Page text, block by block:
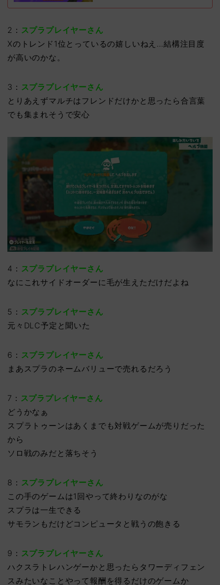
2： スプラプレイヤーさん
Xのトレンド1位とっているの嬉しいねえ…結構注目度
が高いのかな。
3： スプラプレイヤーさん
とりあえずマルチはフレンドだけかと思ったら合言葉
でも集まれそうで安心
4： スプラプレイヤーさん
なにこれサイドオーダーに毛が生えただけだよね
5： スプラプレイヤーさん
元々DLC予定と聞いた
6： スプラプレイヤーさん
まあスプラのネームバリューで売れるだろう
7： スプラプレイヤーさん
どうかなぁ
スプラトゥーンはあくまでも対戦ゲームが売りだった
から
ソロ戦のみだと落ちそう
8： スプラプレイヤーさん
この手のゲームは1回やって終わりなのがな
スプラは一生できる
サモランもだけどコンピュータと戦うの飽きる
9： スプラプレイヤーさん
ハクスラトレハンゲーかと思ったらタワーディフェン
スみたいなことやって報酬を得るだけのゲームか